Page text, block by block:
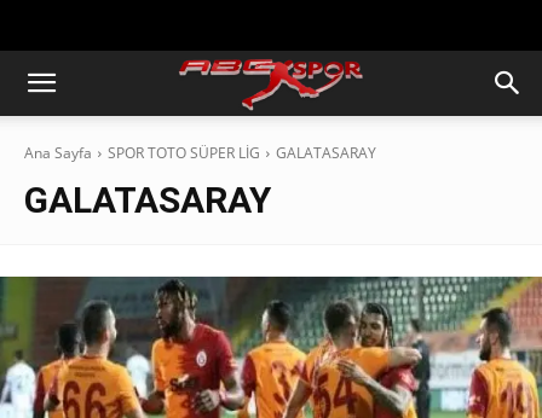
Ana Sayfa SPOR TOTO SÜPER LİG GALATASARAY
GALATASARAY